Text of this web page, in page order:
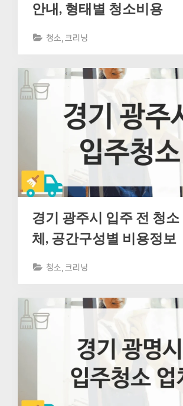
안내, 형태별 청소비용
청소, 크리닝
경기 광주시 입주 전 청소
체, 공간구성별 비용정보
청소, 크리닝